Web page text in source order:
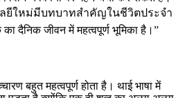
โลยีใหม่มีบทบาทสำคัญในชีวิตประจำ
दैनिक जीवन में महत्वपूर्ण भूमिका है।”
बहुत महत्वपूर्ण होता है। थाई भाषा में